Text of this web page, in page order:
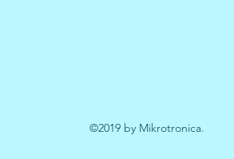
©2019 by Mikrotronica.